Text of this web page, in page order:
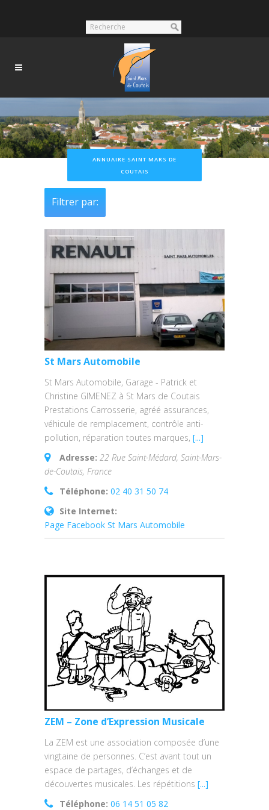
ANNUAIRE SAINT MARS DE
COUTAIS
Filtrer par:
St Mars Automobile
St Mars Automobile, Garage - Patrick et
Christine GIMENEZ à St Mars de Coutais
Prestations Carrosserie, agréé assurances,
véhicule de remplacement, contrôle anti-
pollution, réparation toutes marques, [...]
Adresse: 22 Rue Saint-Médard, Saint-Mars-
de-Coutais, France
Téléphone: 02 40 31 50 74
Site Internet:
Page Facebook St Mars Automobile
ZEM – Zone d’Expression Musicale
La ZEM est une association composée d’une
vingtaine de personnes. C’est avant tout un
espace de partages, d’échanges et de
découvertes musicales. Les répétitions [...]
Téléphone: 06 14 51 05 82